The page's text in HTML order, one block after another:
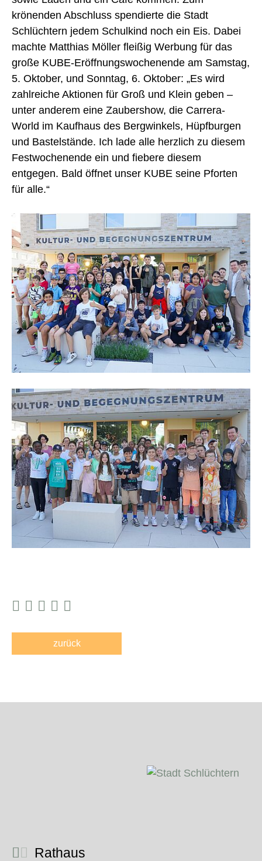
krönenden Abschluss spendierte die Stadt
Schlüchtern jedem Schulkind noch ein Eis. Dabei
machte Matthias Möller fleißig Werbung für das
große KUBE-Eröffnungswochenende am Samstag,
5. Oktober, und Sonntag, 6. Oktober: „Es wird
zahlreiche Aktionen für Groß und Klein geben –
unter anderem eine Zaubershow, die Carrera-
World im Kaufhaus des Bergwinkels, Hüpfburgen
und Bastelstände. Ich lade alle herzlich zu diesem
Festwochenende ein und fiebere diesem
entgegen. Bald öffnet unser KUBE seine Pforten
für alle.“
zurück
Rathaus